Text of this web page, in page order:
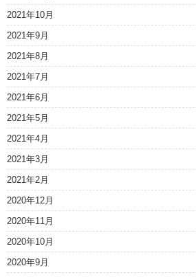
2021年10月
2021年9月
2021年8月
2021年7月
2021年6月
2021年5月
2021年4月
2021年3月
2021年2月
2020年12月
2020年11月
2020年10月
2020年9月